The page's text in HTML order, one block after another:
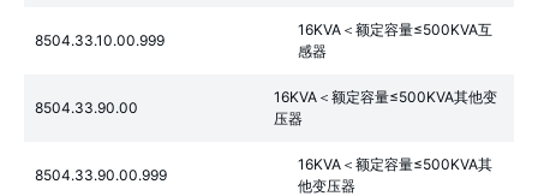
8504.33.10.00.999
16KVA＜额定容量≤500KVA互
感器
8504.33.90.00
16KVA＜额定容量≤500KVA其他变
压器
8504.33.90.00.999
16KVA＜额定容量≤500KVA其
他变压器